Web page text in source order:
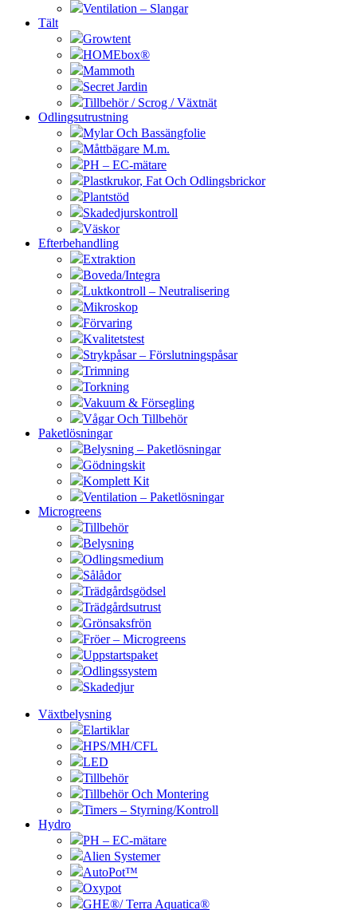
Ventilation – Slangar
Tält
Growtent
HOMEbox®
Mammoth
Secret Jardin
Tillbehör / Scrog / Växtnät
Odlingsutrustning
Mylar Och Bassängfolie
Måttbägare M.m.
PH – EC-mätare
Plastkrukor, Fat Och Odlingsbrickor
Plantstöd
Skadedjurskontroll
Väskor
Efterbehandling
Extraktion
Boveda/Integra
Luktkontroll – Neutralisering
Mikroskop
Förvaring
Kvalitetstest
Strykpåsar – Förslutningspåsar
Trimning
Torkning
Vakuum & Försegling
Vågar Och Tillbehör
Paketlösningar
Belysning – Paketlösningar
Gödningskit
Komplett Kit
Ventilation – Paketlösningar
Microgreens
Tillbehör
Belysning
Odlingsmedium
Sålådor
Trädgårdsgödsel
Trädgårdsutrust
Grönsaksfrön
Fröer – Microgreens
Uppstartspaket
Odlingssystem
Skadedjur
Växtbelysning
Elartiklar
HPS/MH/CFL
LED
Tillbehör
Tillbehör Och Montering
Timers – Styrning/Kontroll
Hydro
PH – EC-mätare
Alien Systemer
AutoPot™
Oxypot
GHE®/ Terra Aquatica®